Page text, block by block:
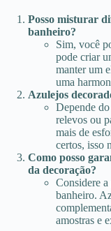
Posso misturar
banheiro?
Sim, você
pode criar
manter um
uma
Azulejos
Depende
relevos ou
mais de
certos, isso
Como posso
da decoração?
Considere a
banheiro.
amostras e